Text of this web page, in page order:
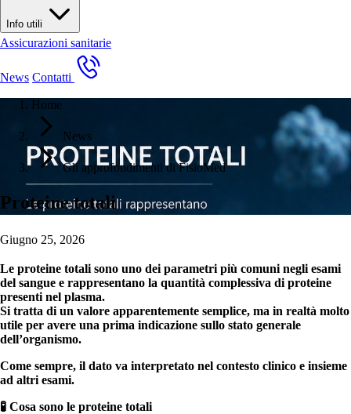
Info utili
Assicurazioni sanitarie
News Contatti
Home
News
Gli approfondimenti di FisioMed
Proteine totali
Giugno 25, 2026
Le proteine totali sono uno dei parametri più comuni negli esami
del sangue e rappresentano la quantità complessiva di proteine
presenti nel plasma.
Si tratta di un valore apparentemente semplice, ma in realtà molto
utile per avere una prima indicazione sullo stato generale
dell’organismo.
Come sempre, il dato va interpretato nel contesto clinico e insieme
ad altri esami.
🧪 Cosa sono le proteine totali